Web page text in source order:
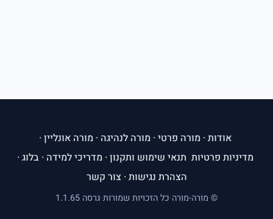
אודות · מורה פרטי · מורה לנהיגה · מורה אונליין ·
מדיניות פרטיות תנאי שימוש ותקנון · מדריכי למידה · בלוג ·
הצהרת נגישות · צור קשר
© מורה-מורה·כל הזכויות שמורות·גרסה 1.1.65